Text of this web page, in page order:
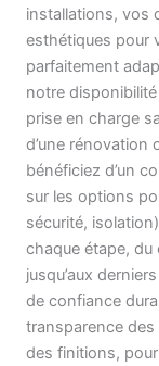
installations, vos
esthétiques pour
parfaitement
notre disponibilité
prise en charge
d’une rénovation
bénéficiez d’un
sur les options
sécurité,
chaque étape, du
jusqu’aux
de confiance
transparence des
des finitions, pour